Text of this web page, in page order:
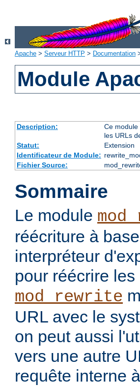
Apache > Serveur HTTP > Documentation
Module
Description:
Ce
les URLs
Statut:
Extension
Identificateur de Module:
Fichier Source:
Sommaire
Le module
réécriture à
interpréteur
pour réécrire
mod_rewrite
URL avec le
on peut aussi
vers une autre
requête interne